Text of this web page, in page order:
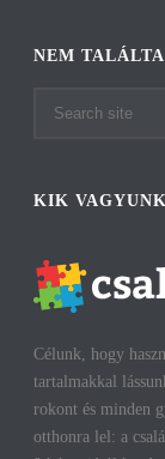
NEM
KIK
Célunk, hogy
tartalmakkal
rokont és minden
otthonra lel: a